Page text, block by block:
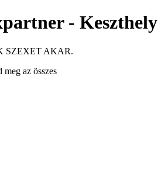
- Keszthely
SZEXET AKAR.
az összes